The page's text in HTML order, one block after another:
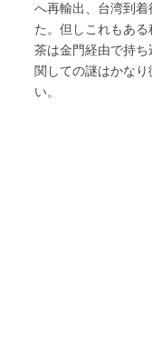
へ再輸出、台湾到
た。但しこれもあ
茶は金門経由で持
関しての謎はかな
い。